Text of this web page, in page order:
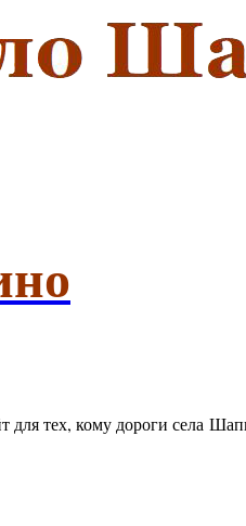
для тех, кому дороги села